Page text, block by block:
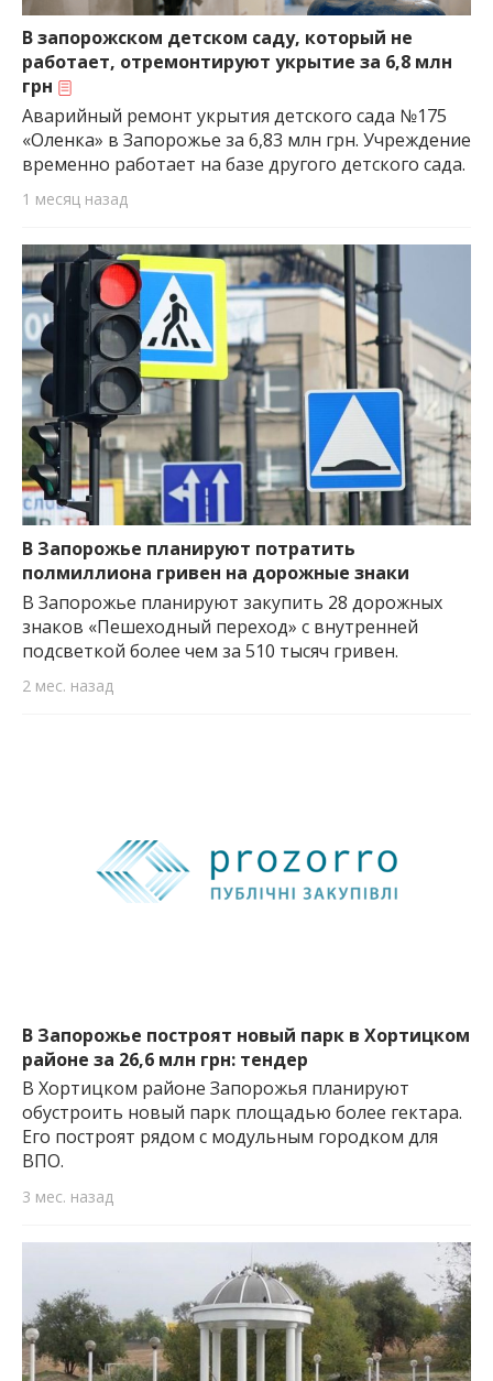
важную информацию о событиях
города Запорожья и области.
В запорожском детском саду, который не
работает, отремонтируют укрытие за 6,8 млн
грн
Аварийный ремонт укрытия детского сада №175
«Оленка» в Запорожье за 6,83 млн грн. Учреждение
временно работает на базе другого детского сада.
1 месяц назад
В Запорожье планируют потратить
полмиллиона гривен на дорожные знаки
В Запорожье планируют закупить 28 дорожных
знаков «Пешеходный переход» с внутренней
подсветкой более чем за 510 тысяч гривен.
2 мес. назад
В Запорожье построят новый парк в Хортицком
районе за 26,6 млн грн: тендер
В Хортицком районе Запорожья планируют
обустроить новый парк площадью более гектара.
Его построят рядом с модульным городком для
ВПО.
3 мес. назад